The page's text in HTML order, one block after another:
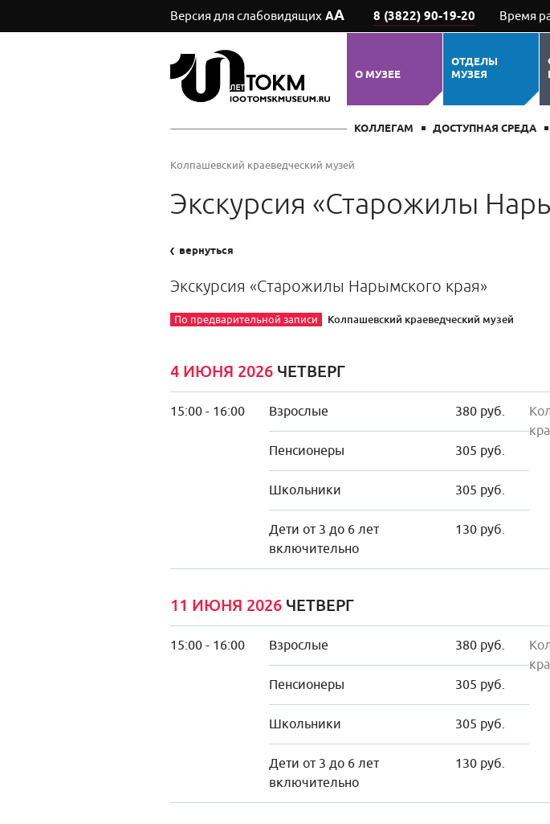
Версия для слабовидящих АА 8 (3822) 90-19-20 Время
О МУЗЕЕ
ОТДЕЛЫ
МУЗЕЯ
КОЛЛЕГАМ ДОСТУПНАЯ СРЕДА
Колпашевский краеведческий музей
Экскурсия «Старожилы
вернуться
Экскурсия «Старожилы Нарымского края»
По предварительной записи Колпашевский краеведческий музей
4 ИЮНЯ 2026 ЧЕТВЕРГ
15:00 - 16:00 Взрослые 380 руб.
Пенсионеры
305 руб.
Школьники 305 руб.
Дети от 3 до 6 лет
включительно
130 руб.
11 ИЮНЯ 2026 ЧЕТВЕРГ
15:00 - 16:00 Взрослые 380 руб.
Пенсионеры
305 руб.
Школьники 305 руб.
Дети от 3 до 6 лет
включительно
130 руб.